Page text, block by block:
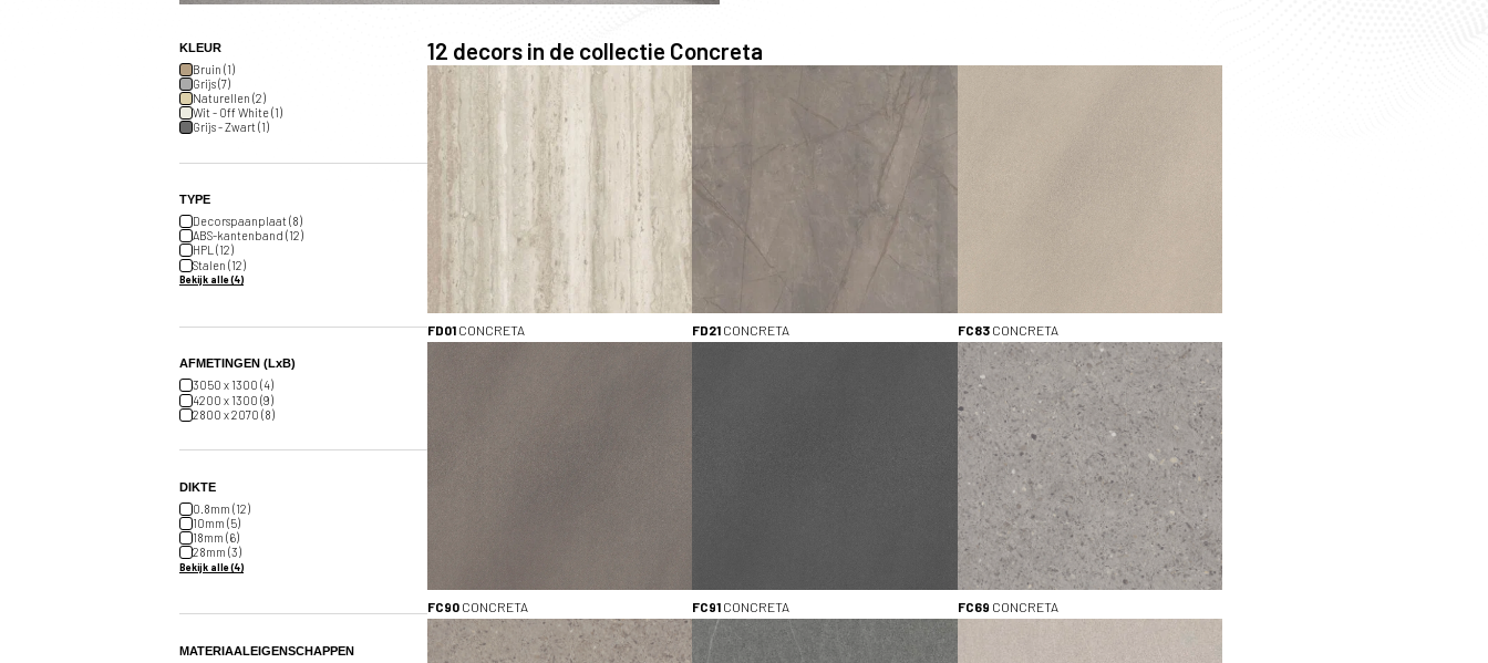
KLEUR
Bruin (1)
Grijs (7)
Naturellen (2)
Wit - Off White (1)
Grijs - Zwart (1)
TYPE
Decorspaanplaat (8)
ABS-kantenband (12)
HPL (12)
Stalen (12)
Bekijk alle (4)
AFMETINGEN (LxB)
3050 x 1300 (4)
4200 x 1300 (9)
2800 x 2070 (8)
DIKTE
0.8mm (12)
10mm (5)
18mm (6)
28mm (3)
Bekijk alle (4)
MATERIAALEIGENSCHAPPEN
Filter resultaten
Bruin (1)
Naturellen (2)
Wit - Off White (1)
Grijs - Zwart (1)
TYPE
Decorspaanplaat (8)
0.8mm (12)
18mm (6)
28mm (3)
Bekijk alle (4)
12 decors in de collectie Concreta
FD01CONCRETA FD21 CONCRETA FC83CONCRETA
FC90CONCRETA FC91 CONCRETA FC69 CONCRETA